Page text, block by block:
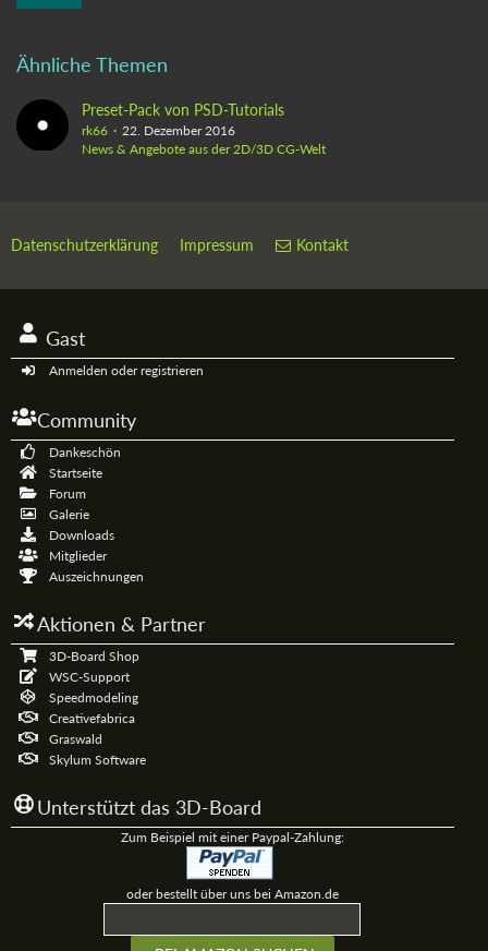
Ähnliche Themen
Preset-Pack von PSD-Tutorials
rk66
22. Dezember 2016
News & Angebote aus der 2D/3D CG-Welt
Datenschutzerklärung Impressum Kontakt
Gast
Anmelden oder registrieren
Community
Dankeschön
Startseite
Forum
Galerie
Downloads
Mitglieder
Auszeichnungen
Aktionen & Partner
3D-Board Shop
WSC-Support
Speedmodeling
Creativefabrica
Graswald
Skylum Software
Unterstützt das 3D-Board
Zum Beispiel mit einer Paypal-Zahlung:
oder bestellt über uns bei Amazon.de